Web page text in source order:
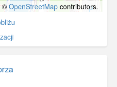
© OpenStreetMap contributors.